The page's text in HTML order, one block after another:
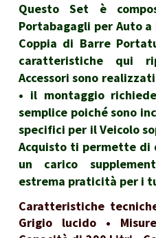
Questo Set è
Portabagagli per Auto
Coppia di Barre
caratteristiche qui
Accessori sono
• il montaggio
semplice poiché sono
specifici per il Veicolo
Acquisto ti permette
un carico
estrema praticità per i
Caratteristiche
Grigio lucido •